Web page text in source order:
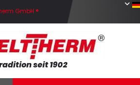
GmbH ®
seit 1902